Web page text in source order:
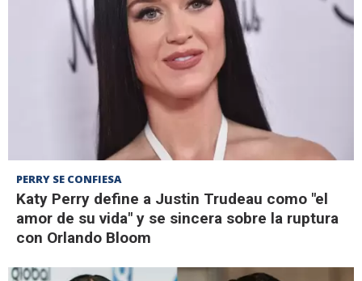
PERRY SE CONFIESA
Katy Perry define a Justin Trudeau como "el
amor de su vida" y se sincera sobre la ruptura
con Orlando Bloom